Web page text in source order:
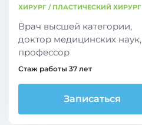
ХИРУРГ / ПЛАСТИЧЕСКИЙ ХИРУРГ
Врач высшей категории,
доктор медицинских наук,
профессор
Стаж работы 37 лет
Записаться